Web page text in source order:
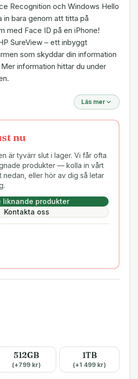
Recognition och Windows Hello
in bara genom att titta på
med Face ID på en iPhone!
SureView – ett inbyggt
som skyddar din information
information hittar du under
Läs mer
nu
är tyvärr slut i lager. Vi får ofta
produkter — kolla in vårt
nedan, eller hör av dig så letar
liknande produkter
Kontakta oss
512GB
(+799kr)
1TB
(+1 499 kr)